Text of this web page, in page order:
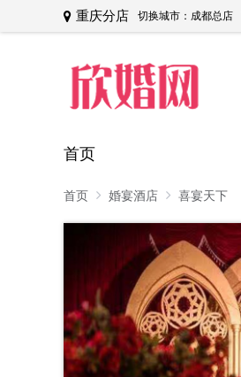
重庆分店 切换城市： 成都总店
首页
首页 婚宴酒店 喜宴天下